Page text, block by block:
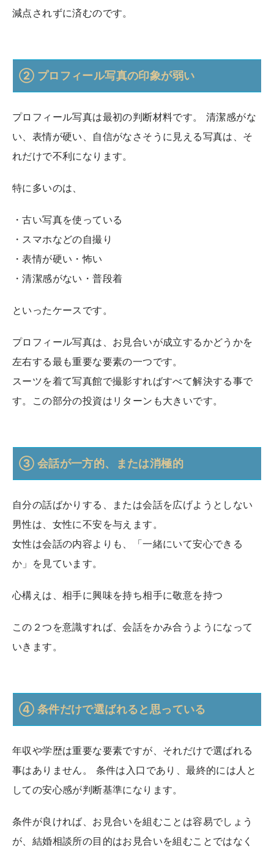
減点されずに済むのです。
② プロフィール写真の印象が弱い
プロフィール写真は最初の判断材料です。 清潔感がな
い、表情が硬い、自信がなさそうに見える写真は、そ
れだけで不利になります。
特に多いのは、
・古い写真を使っている
・スマホなどの自撮り
・表情が硬い・怖い
・清潔感がない・普段着
といったケースです。
プロフィール写真は、お見合いが成立するかどうかを
左右する最も重要な要素の一つです。
スーツを着て写真館で撮影すればすべて解決する事で
す。この部分の投資はリターンも大きいです。
③ 会話が一方的、または消極的
自分の話ばかりする、または会話を広げようとしない
男性は、女性に不安を与えます。
女性は会話の内容よりも、「一緒にいて安心できる
か」を見ています。
心構えは、相手に興味を持ち相手に敬意を持つ
この２つを意識すれば、会話をかみ合うようになって
いきます。
④ 条件だけで選ばれると思っている
年収や学歴は重要な要素ですが、それだけで選ばれる
事はありません。 条件は入口であり、最終的には人と
しての安心感が判断基準になります。
条件が良ければ、お見合いを組むことは容易でしょう
が、結婚相談所の目的はお見合いを組むことではなく